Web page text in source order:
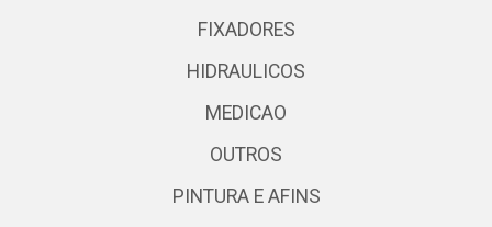
FIXADORES
HIDRAULICOS
MEDICAO
OUTROS
PINTURA E AFINS